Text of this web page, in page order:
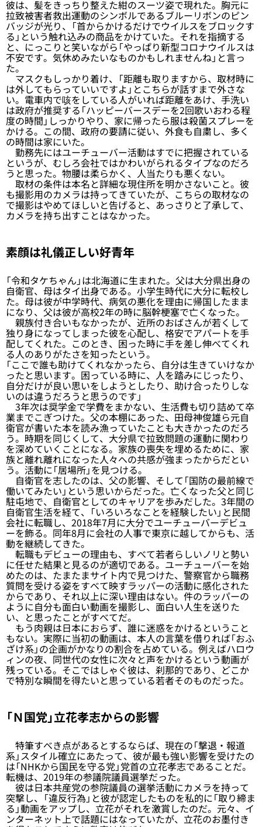
彼は、髪をきっちり整えた紺のスーツ姿で現れた。胸元に
拉致被害者救出運動のシンボルであるブルーリボンのピン
バッジが光り、「首からかけるだけでウイルスをブロックす
る」という触れ込みの商品をかけていた。それを指摘する
と、にっこりと笑いながら「やっぱり新型コロナウイルスは
不安です。気休めみたいなものかもしれませんね」と言っ
た。
マスクもしっかり着け、「距離も取りますから、取材時に
は外してもらっていいですよ」とこちらが話すまで外さな
い。電車内で咳をしている人がいれば距離をあけ、手洗い
は政府が推奨する「ハッピーバースデーを2回歌いおわる程
度の時間」しっかりやり、家に帰ったら服は殺菌スプレーを
かける。この間、政府の要請に従い、外食も自粛し、多く
の時間は家にいた。
勤務先にはユーチューバー活動はすでに把握されている
というが、むしろ会社ではかわいがられるタイプなのだろ
うと思った。物腰は柔らかく、人当たりも悪くない。
取材の条件は本名と詳細な現住所を明かさないこと。彼
も撮影用のカメラは持ってきていたが、こちらの取材なの
で撮影はやめてほしいと告げると、あっさりと了承して、
カメラを持ち出すことはなかった。
素顔は礼儀正しい好青年
「令和タケちゃん」は北海道に生まれた。父は大分県出身の
自衛官、母はタイ出身である。小学生時代に大分に転校し
た。母は彼が中学時代、病気の悪化を理由に帰国したまま
になり、父は彼が高校2年の時に脳幹梗塞で亡くなった。
親族付き合いもなかったが、近所のおばさんが若くして
独り身になってしまった彼を心配し、格安でアパートを手
配してくれた。このとき、困った時に手を差し伸べてくれ
る人のありがたさを知ったという。
「ここで誰も助けてくれなかったら、自分は生きていけなか
ったと思います。困っている時に、人を踏みにじったり、
自分だけが良い思いをしようとしたり、助け合ったりしな
いのは違うだろうと思うのです」
3年次は奨学金で学費をまかない、生活費も切り詰めて卒
業までこぎつけた。父の本棚にあった、田母神俊雄ら元自
衛官が書いた本を読み漁っていたことも大きかったのだろ
う。時期を同じくして、大分県で拉致問題の運動に関わり
を深めていくことになる。家族の喪失を埋めるために、家
族と離れ離れになった人々への共感が強まったからだとい
う。活動に「居場所」を見つける。
自衛官を志したのは、父の影響、そして「国防の最前線で
働いてみたい」という思いからだった。亡くなった父と同じ
駐屯地で、自衛官としてのキャリアを歩みだした。3年間の
自衛官生活を経て、「いろいろなことを経験したい」と民間
会社に転職し、2018年7月に大分でユーチューバーデビュ
ーを飾る。同年8月に会社の人事で東京に越してからも、活
動を継続してきた。
転職もデビューの理由も、すべて若者らしいノリと勢い
に任せた結果と見るのが適切である。ユーチューバーを始
めたのは、たまたまサイト内で見つけた、警察官から職務
質問を受ける姿をすべて映すラッパーの活動に感化された
からであり、それ以上に深い理由はない。件のラッパーの
ように自分も面白い動画を撮影し、面白い人生を送りた
い、と思ったことがすべてだ。
もう肉親は日本におらず、誰に迷惑をかけるということ
もない。実際に当初の動画は、本人の言葉を借りれば「おふ
ざけ系」の企画がかなりの割合を占めている。例えばハロウ
ィンの夜、同世代の女性に次々と声をかけるという動画が
残っている。そこではしゃぐ彼は、刹那的であり、どこか
で特別な瞬間を得たいと思っている若者そのものだった。
「Ｎ国党」立花孝志からの影響
特筆すべき点があるとするならば、現在の「撃退・報道
系」スタイル確立にあたって、彼が最も強い影響を受けたの
は「NHKから国民を守る党」党首の立花孝志であることだ。
転機は、2019年の参議院議員選挙だった。
彼は日本共産党の参院議員の選挙活動にカメラを持って
突撃し、「違反行為」と彼が認定したものを私的に「取り締ま
る」動画をアップし、立花がそれを激賞したのだ。元々、イ
ンターネット上で話題にはなっていたが、立花のお墨付き